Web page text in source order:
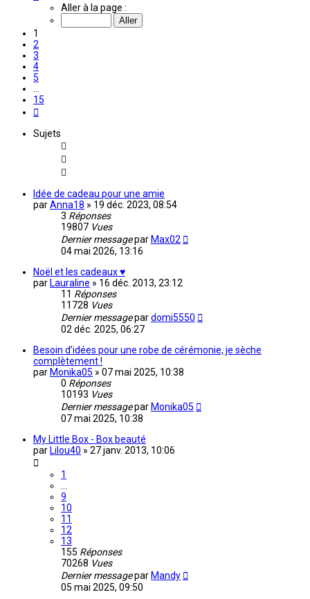
Aller à la page :
1
2
3
4
5
15
Sujets
Idée de cadeau pour une amie
parAnna18 » 19 déc. 2023, 08:54
3 Réponses
19807 Vues
Dernier messagepar Max02
04 mai 2026, 13:16
Noël et les cadeaux ♥
par Lauraline » 16 déc. 2013, 23:12
11 Réponses
11728 Vues
Dernier messagepardomi5550
02 déc. 2025, 06:27
Besoin d’idées pour une robe de cérémonie, je sèche
complètement !
par Monika05 » 07 mai 2025, 10:38
0 Réponses
10193 Vues
Dernier messagepar Monika05
07 mai 2025, 10:38
My Little Box - Box beauté
par Lilou40 » 27 janv. 2013, 10:06
1
9
10
11
12
13
155 Réponses
70268 Vues
Dernier messagepar Mandy
05 mai 2025, 09:50